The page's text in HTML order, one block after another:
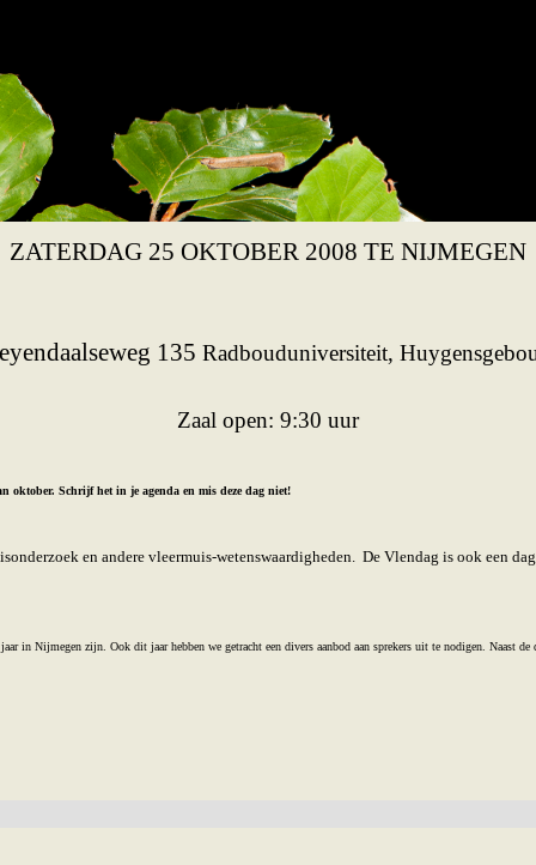
2008
JAARLIJKSE VLENDAG
ZATERDAG 25 OKTOBER 2008 TE NIJMEGEN
135 Radbouduniversiteit,
Zaal open: 9:30 uur
oktober. Schrijf het in je agenda en mis deze dag niet!
en andere vleermuis-wetenswaardigheden. De Vlendag is ook een
in Nijmegen zijn. Ook dit jaar hebben we getracht een divers aanbod aan sprekers uit te nodigen. Naast de